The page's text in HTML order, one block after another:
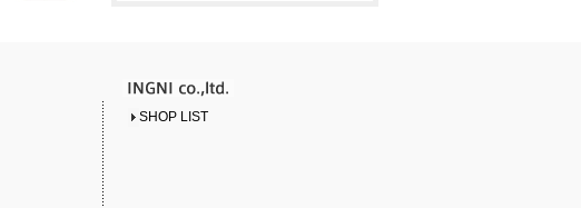
SHOP LIST